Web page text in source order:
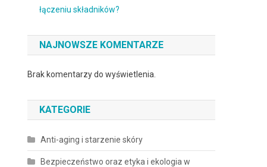
łączeniu składników?
NAJNOWSZE KOMENTARZE
Brak komentarzy do wyświetlenia.
KATEGORIE
Anti-aging i starzenie skóry
Bezpieczeństwo oraz etyka i ekologia w